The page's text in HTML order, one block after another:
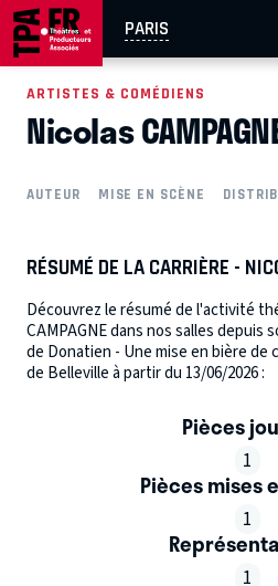
PARIS
AIX-MARSEILLE
EN TOURNÉE
ARTISTES & COMÉDIENS
Nicolas
AUTEUR MISE EN SCÈNE
RÉSUMÉ DE LA CARRIÈRE -
Découvrez le résumé de l'activité
CAMPAGNE dans nos salles depuis
de Donatien - Une mise en bière de
de Belleville à partir du 13/06/2026 :
Pièces
1
Pièces mises
1
1